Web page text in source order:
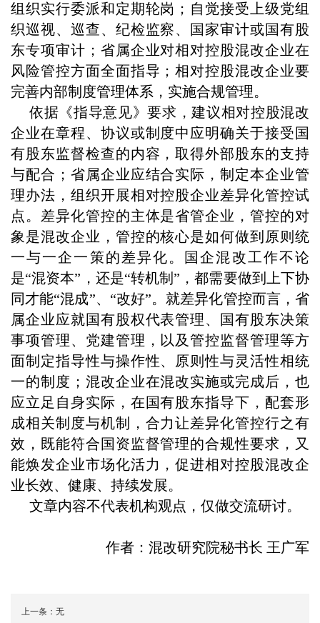
组织实行委派和定期轮岗；自觉接受上级党组
织巡视、巡查、纪检监察、国家审计或国有股
东专项审计；省属企业对相对控股混改企业在
风险管控方面全面指导；相对控股混改企业要
完善内部制度管理体系，实施合规管理。
依据《指导意见》要求，建议相对控股混改
企业在章程、协议或制度中应明确关于接受国
有股东监督检查的内容，取得外部股东的支持
与配合；省属企业应结合实际，制定本企业管
理办法，组织开展相对控股企业差异化管控试
点。差异化管控的主体是省管企业，管控的对
象是混改企业，管控的核心是如何做到原则统
一与一企一策的差异化。国企混改工作不论
是“混资本”，还是“转机制”，都需要做到上下协
同才能“混成”、“改好”。就差异化管控而言，省
属企业应就国有股权代表管理、国有股东决策
事项管理、党建管理，以及管控监督管理等方
面制定指导性与操作性、原则性与灵活性相统
一的制度；混改企业在混改实施或完成后，也
应立足自身实际，在国有股东指导下，配套形
成相关制度与机制，合力让差异化管控行之有
效，既能符合国资监督管理的合规性要求，又
能焕发企业市场化活力，促进相对控股混改企
业长效、健康、持续发展。
文章内容不代表机构观点，仅做交流研讨。
作者：混改研究院秘书长 王广军
上一条： 无